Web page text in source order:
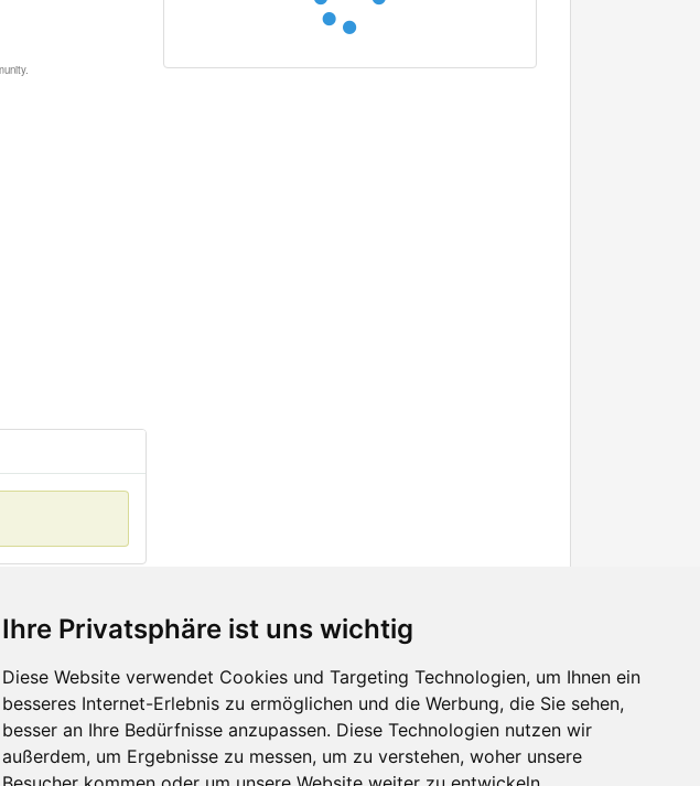
Ihre Privatsphäre ist uns wichtig
Diese Website verwendet Cookies und Targeting Technologien, um Ihnen ein
besseres Internet-Erlebnis zu ermöglichen und die Werbung, die Sie sehen,
besser an Ihre Bedürfnisse anzupassen. Diese Technologien nutzen wir
außerdem, um Ergebnisse zu messen, um zu verstehen, woher unsere
melden
Facebook
Twitter
YouTube